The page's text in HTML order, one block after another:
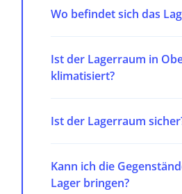
Wo befindet sich das
Ist der Lagerraum in
klimatisiert?
Ist der Lagerraum
Kann ich die
Lager bringen?